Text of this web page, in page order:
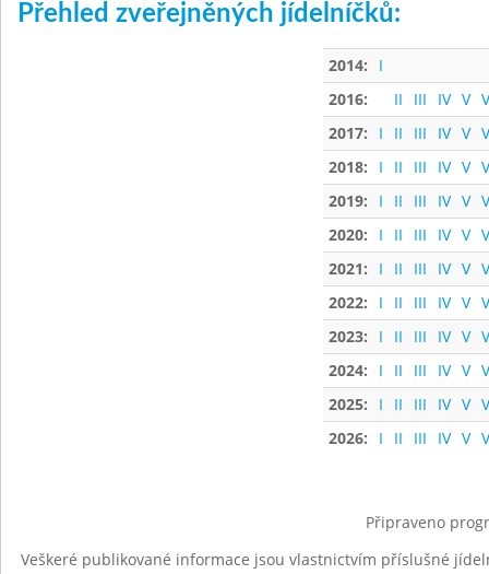
Přehled zveřejněných jídelníčků:
2014:
I
2016:
II III IV V
2017:
I II III IV V
2018:
I II III IV V
2019:
I II III IV V
2020:
I II III IV V
2021:
I II III IV V
2022:
I II III IV V
2023:
I II III IV V
2024:
I II III IV V
2025:
I II III IV V
2026:
I II III IV V
Připraveno
Veškeré publikované informace jsou vlastnictvím příslušné